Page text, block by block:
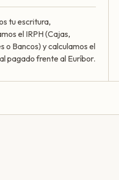
tu escritura,
el IRPH (Cajas,
o Bancos) y calculamos el
pagado frente al Euríbor.